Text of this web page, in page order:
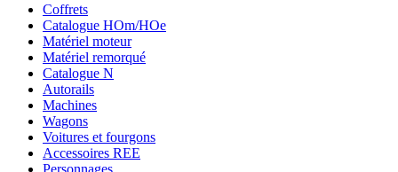
Coffrets
Catalogue HOm/HOe
Matériel moteur
Matériel remorqué
Catalogue N
Autorails
Machines
Wagons
Voitures et fourgons
Accessoires REE
Personnages